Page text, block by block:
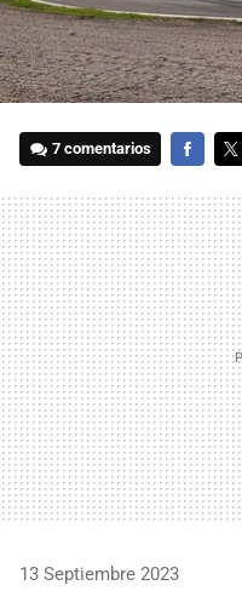
7 comentarios
13 Septiembre 2023